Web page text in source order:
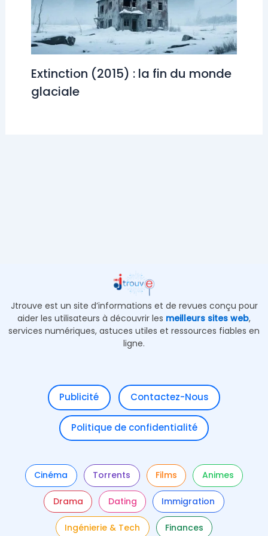
Extinction (2015) : la fin du monde
glaciale
Jtrouve est un site d’informations et de revues conçu pour
aider les utilisateurs à découvrir les meilleurs sites web,
services numériques, astuces utiles et ressources fiables en
ligne.
Publicité Contactez-Nous
Politique de confidentialité
Cinéma Torrents Films Animes
Drama Dating Immigration
Ingénierie & Tech Finances